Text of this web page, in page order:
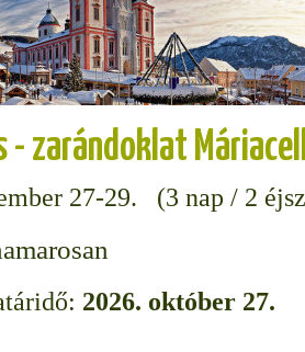
- zarándoklat
27-29. (3 nap / 2
2026. október 27.